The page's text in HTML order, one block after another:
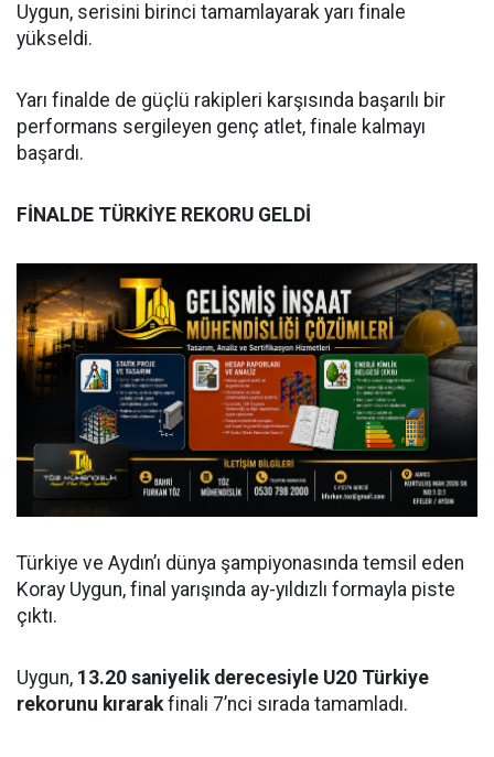
Uygun, serisini birinci tamamlayarak yarı finale
yükseldi.
Yarı finalde de güçlü rakipleri karşısında başarılı bir
performans sergileyen genç atlet, finale kalmayı
başardı.
FİNALDE TÜRKİYE REKORU GELDİ
Türkiye ve Aydın’ı dünya şampiyonasında temsil eden
Koray Uygun, final yarışında ay-yıldızlı formayla piste
çıktı.
Uygun, 13.20 saniyelik derecesiyle U20 Türkiye
rekorunu kırarak finali 7’nci sırada tamamladı.